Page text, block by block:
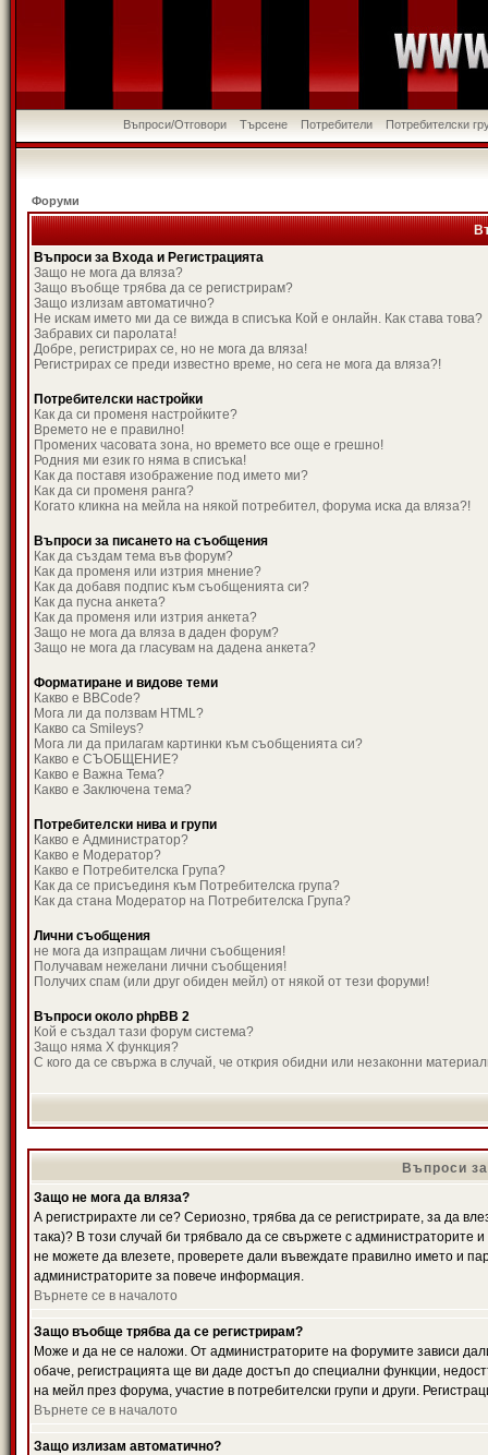
Въпроси/Отговори Търсене Потребители Потребителски
Форуми
Въпроси за Входа и Регистрацията
Защо не мога да вляза?
Защо въобще трябва да се регистрирам?
Защо излизам автоматично?
Не искам името ми да се вижда в списъка Кой е онлайн. Как става това?
Забравих си паролата!
Добре, регистрирах се, но не мога да вляза!
Регистрирах се преди известно време, но сега не мога да вляза?!
Потребителски настройки
Как да си променя настройките?
Времето не е правилно!
Промених часовата зона, но времето все още е грешно!
Родния ми език го няма в списъка!
Как да поставя изображение под името ми?
Как да си променя ранга?
Когато кликна на мейла на някой потребител, форума иска да вляза?!
Въпроси за писането на съобщения
Как да създам тема във форум?
Как да променя или изтрия мнение?
Как да добавя подпис към съобщенията си?
Как да пусна анкета?
Как да променя или изтрия анкета?
Защо не мога да вляза в даден форум?
Защо не мога да гласувам на дадена анкета?
Форматиране и видове теми
Какво е BBCode?
Мога ли да ползвам HTML?
Какво са Smileys?
Мога ли да прилагам картинки към съобщенията си?
Какво е СЪОБЩЕНИЕ?
Какво е Важна Тема?
Какво е Заключена тема?
Потребителски нива и групи
Какво е Администратор?
Какво е Модератор?
Какво е Потребителска Група?
Как да се присъединя към Потребителска група?
Как да стана Модератор на Потребителска Група?
Лични съобщения
не мога да изпращам лични съобщения!
Получавам нежелани лични съобщения!
Получих спам (или друг обиден мейл) от някой от тези форуми!
Въпроси около phpBB 2
Кой е създал тази форум система?
Защо няма X функция?
С кого да се свържа в случай, че открия обидни или незаконни
Въпроси
Защо не мога да вляза?
А регистрирахте ли се? Сериозно, трябва да се регистрирате, за да
така)? В този случай би трябвало да се свържете с администраторите
не можете да влезете, проверете дали въвеждате правилно името и
администраторите за повече информация.
Върнете се в началото
Защо въобще трябва да се регистрирам?
Може и да не се наложи. От администраторите на форумите зависи
обаче, регистрацията ще ви даде достъп до специални функции,
на мейл през форума, участие в потребителски групи и други.
Върнете се в началото
Защо излизам автоматично?